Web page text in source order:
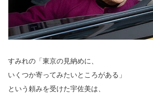
すみれの「東京の見納めに、
いくつか寄ってみたいところがある」
という頼みを受けた宇佐美は、